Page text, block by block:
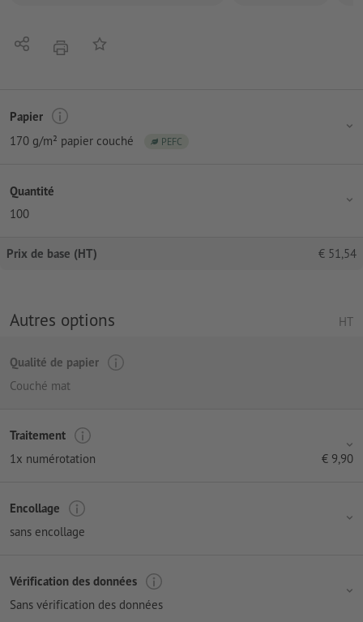
PartagerimprimerAjouter à liste d'article
Papier
170 g/m² papier couché
PEFC
Quantité
100
Prix de base (HT) € 51,54
Autres options HT
Qualité de papier
Couché mat
Traitement
1x numérotation
€ 9,90
Encollage
sans encollage
Vérification des données
Sans vérification des données